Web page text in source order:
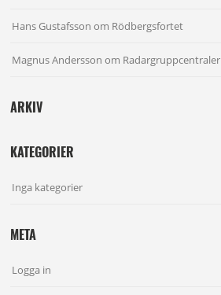
Hans Gustafsson om Rödbergsfortet
Magnus Andersson om Radargruppcentraler
ARKIV
KATEGORIER
Inga kategorier
META
Logga in